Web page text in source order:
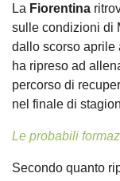
La Fiorentina
sulle condizioni di
dallo scorso aprile
ha ripreso ad
percorso di
nel finale di
Le probabili
Secondo quanto